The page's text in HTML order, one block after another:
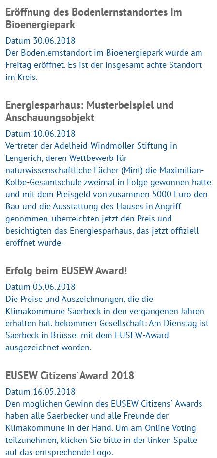
Eröffnung des Bodenlernstandortes im
Bioenergiepark
Datum 30.06.2018
Der Bodenlernstandort im Bioenergiepark wurde am
Freitag eröffnet. Es ist der insgesamt achte Standort
im Kreis.
Energiesparhaus: Musterbeispiel und
Anschauungsobjekt
Datum 10.06.2018
Vertreter der Adelheid-Windmöller-Stiftung in
Lengerich, deren Wettbewerb für
naturwissenschaftliche Fächer (Mint) die Maximilian-
Kolbe-Gesamtschule zweimal in Folge gewonnen hatte
und mit dem Preisgeld von zusammen 5000 Euro den
Bau und die Ausstattung des Hauses in Angriff
genommen, überreichten jetzt den Preis und
besichtigten das Energiesparhaus, das jetzt offiziell
eröffnet wurde.
Erfolg beim EUSEW Award!
Datum 05.06.2018
Die Preise und Auszeichnungen, die die
Klimakommune Saerbeck in den vergangenen Jahren
erhalten hat, bekommen Gesellschaft: Am Dienstag ist
Saerbeck in Brüssel mit dem EUSEW-Award
ausgezeichnet worden.
EUSEW Citizens´Award 2018
Datum 16.05.2018
Den möglichen Gewinn des EUSEW Citizens´ Awards
haben alle Saerbecker und alle Freunde der
Klimakommune in der Hand. Um am Online-Voting
teilzunehmen, klicken Sie bitte in der linken Spalte
auf das entsprechende Logo.